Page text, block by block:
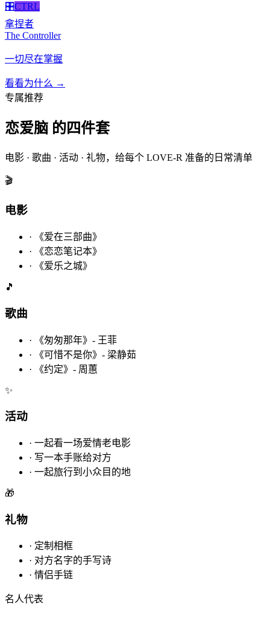
🎛️CTRL
拿捏者
The Controller
一切尽在掌握
看看为什么 →
专属推荐
恋爱脑 的四件套
电影 · 歌曲 · 活动 · 礼物，给每个 LOVE-R 准备的日常清单
🎬
电影
·
《爱在三部曲》
·
《恋恋笔记本》
·
《爱乐之城》
🎵
歌曲
·
《匆匆那年》- 王菲
·
《可惜不是你》- 梁静茹
·
《约定》- 周蕙
✨
活动
· 一起看一场爱情老电影
· 写一本手账给对方
· 一起旅行到小众目的地
🎁
礼物
· 定制相框
· 对方名字的手写诗
· 情侣手链
名人代表